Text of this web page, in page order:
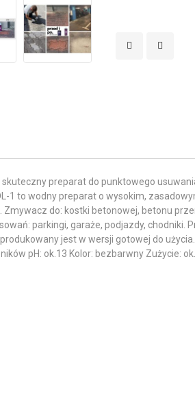
preparat do punktowego
1 to wodny preparat o wysokim,
do: kostki betonowej, betonu
parkingi, garaże, podjazdy,
jest w wersji gotowej do
pH: ok.13 Kolor: bezbarwny Zużycie: